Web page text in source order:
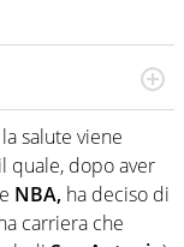
campo, è il
di boxe, di
innamorare
salute viene
quale, dopo aver
NBA, ha deciso di
carriera che